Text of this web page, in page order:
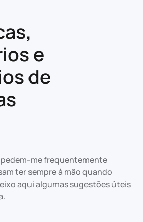
e
de
me frequentemente
ter sempre à mão quando
aqui algumas sugestões úteis